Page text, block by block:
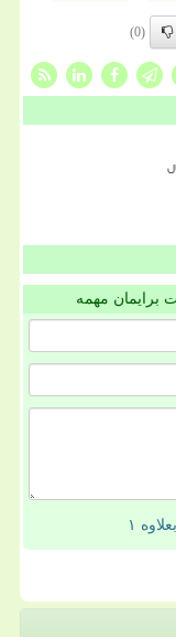
(0)
مهمه